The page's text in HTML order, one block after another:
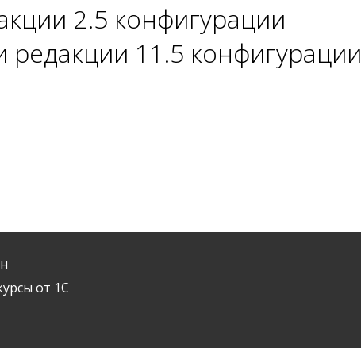
2.5 конфигурации
редакции 11.5 конфигурации
от 1С